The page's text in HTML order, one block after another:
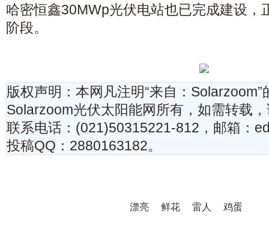
哈密恒鑫30MWp光伏电站也已完成建设，
阶段。
版权声明：本网凡注明“来自：
Solarzoom光伏太阳能网所有，如需转载
联系电话：(021)50315221-812，邮箱：
投稿QQ：2880163182。
漂亮 鲜花 雷人 鸡蛋